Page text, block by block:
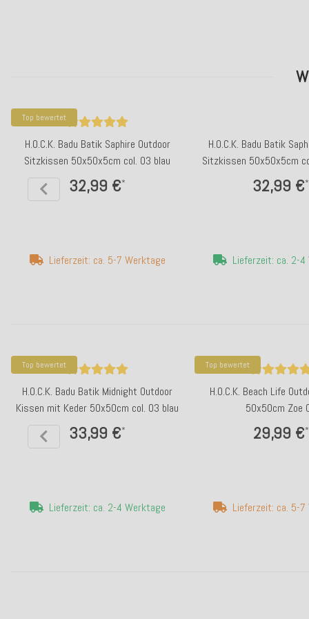
Top bewertet
H.O.C.K. Badu Batik Saphire Outdoor
Sitzkissen 50x50x5cm col. 03 blau
32,99 €*
Lieferzeit: ca. 5-7 Werktage
H.O.C.K. Badu Batik
Sitzkissen 50x50x5cm
32,99 €*
Lieferzeit: ca. 2-4
Top bewertet
H.O.C.K. Badu Batik Midnight Outdoor
Kissen mit Keder 50x50cm col. 03 blau
33,99 €*
Lieferzeit: ca. 2-4 Werktage
Top bewertet
H.O.C.K. Beach Life
50x50cm Zoe
29,99 €*
Lieferzeit: ca. 5-7